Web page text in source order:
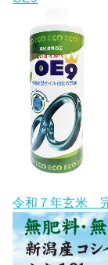
令和７年玄米